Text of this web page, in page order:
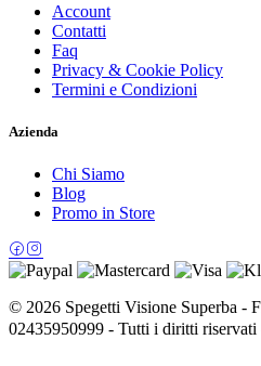
Account
Contatti
Faq
Privacy & Cookie Policy
Termini e Condizioni
Azienda
Chi Siamo
Blog
Promo in Store
© 2026 Spegetti Visione Superba -
02435950999 - Tutti i diritti riservati